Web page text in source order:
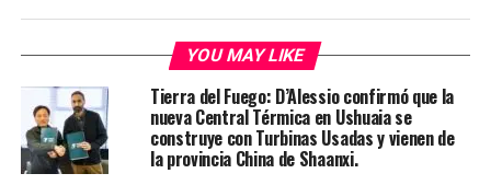
YOU MAY LIKE
Tierra del Fuego: D’Alessio confirmó que la
nueva Central Térmica en Ushuaia se
construye con Turbinas Usadas y vienen de
la provincia China de Shaanxi.